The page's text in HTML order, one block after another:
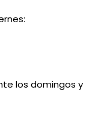
los domingos y